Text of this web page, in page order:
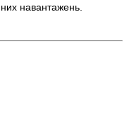
навантажень.